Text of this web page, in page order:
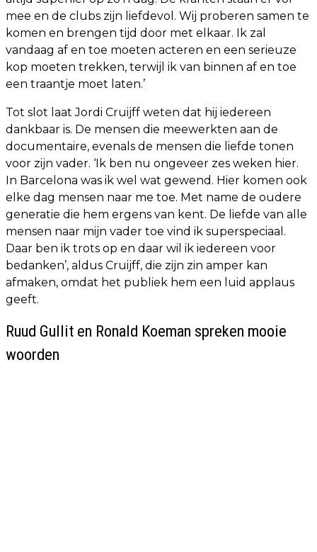
mee en de clubs zijn liefdevol. Wij proberen samen te
komen en brengen tijd door met elkaar. Ik zal
vandaag af en toe moeten acteren en een serieuze
kop moeten trekken, terwijl ik van binnen af en toe
een traantje moet laten.’
Tot slot laat Jordi Cruijff weten dat hij iedereen
dankbaar is. De mensen die meewerkten aan de
documentaire, evenals de mensen die liefde tonen
voor zijn vader. ‘Ik ben nu ongeveer zes weken hier.
In Barcelona was ik wel wat gewend. Hier komen ook
elke dag mensen naar me toe. Met name de oudere
generatie die hem ergens van kent. De liefde van alle
mensen naar mijn vader toe vind ik superspeciaal.
Daar ben ik trots op en daar wil ik iedereen voor
bedanken’, aldus Cruijff, die zijn zin amper kan
afmaken, omdat het publiek hem een luid applaus
geeft.
Ruud Gullit en Ronald Koeman spreken mooie
woorden